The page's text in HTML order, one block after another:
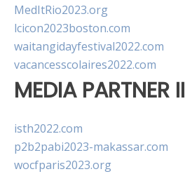
MedItRio2023.org
lcicon2023boston.com
waitangidayfestival2022.com
vacancesscolaires2022.com
MEDIA PARTNER II
isth2022.com
p2b2pabi2023-makassar.com
wocfparis2023.org